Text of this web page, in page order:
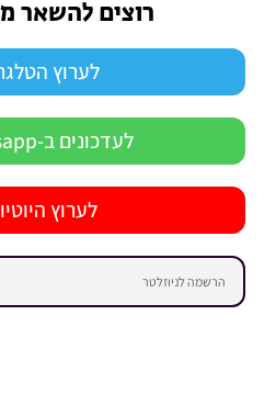
רוצים להשאר
לערוץ
לעדכונים ב-Whatsapp
לערוץ